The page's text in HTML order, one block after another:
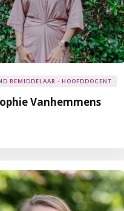
BEMIDDELAAR - HOOFDDOCENT
Vanhemmens